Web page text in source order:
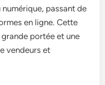
numérique, passant de
en ligne. Cette
portée et une
vendeurs et